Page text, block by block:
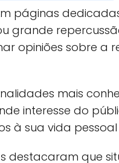
páginas
grande
opiniões sobre a
mais
interesse do
à sua vida pessoal
destacaram que